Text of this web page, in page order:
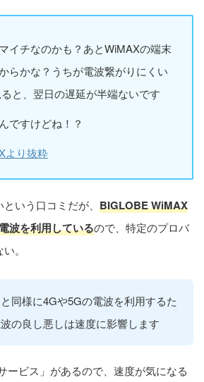
イチなのかも？あとWiMAXの端末
らかな？うちが電波繋がりにくい
と、翌日の遅延が半端ないです
ですけどね！？
より抜粋
いう口コミだが、 BIGLOBE WiMAX
波を利用しているので、特定のプロバ
。
同様に4Gや5Gの電波を利用するた
の良し悪しは速度に影響します
ービス」があるので、速度が気になる